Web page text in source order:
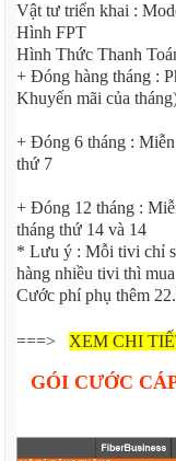
Vật tư triển khai :
Hình FPT
Hình Thức Thanh
+ Đóng hàng tháng :
Khuyến mãi của
+ Đóng 6 tháng :
thứ 7
+ Đóng 12 tháng :
tháng thứ 14 và 14
* Lưu ý : Mỗi tivi chỉ
hàng nhiều tivi thì
Cước phí phụ thêm
===>XEM CHI
GÓI CƯỚC